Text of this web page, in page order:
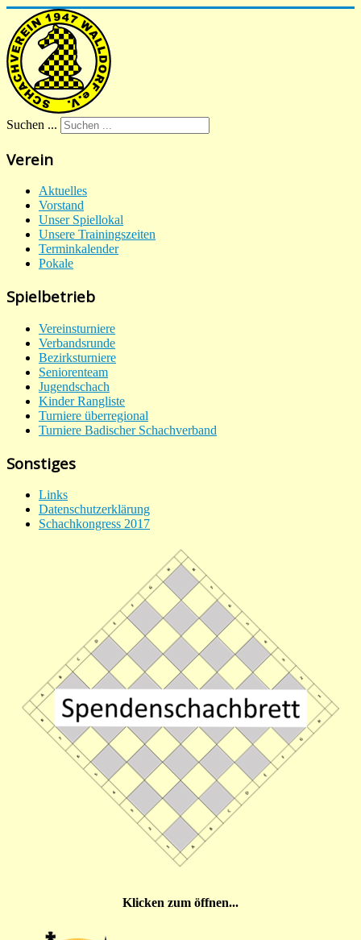
Suchen ...
Verein
Aktuelles
Vorstand
Unser Spiellokal
Unsere Trainingszeiten
Terminkalender
Pokale
Spielbetrieb
Vereinsturniere
Verbandsrunde
Bezirksturniere
Seniorenteam
Jugendschach
Kinder Rangliste
Turniere überregional
Turniere Badischer Schachverband
Sonstiges
Links
Datenschutzerklärung
Schachkongress 2017
Klicken zum öffnen...